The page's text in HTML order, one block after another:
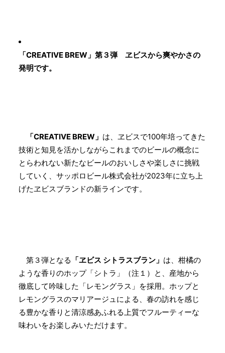
「CREATIVE BREW」第３弾 ヱビスから爽やかさの
発明です。
「CREATIVE BREW」 は、ヱビスで100年培ってきた
技術と知見を活かしながらこれまでのビールの概念に
とらわれない新たなビールのおいしさや楽しさに挑戦
していく、サッポロビール株式会社が2023年に立ち上
げたヱビスブランドの新ラインです。
第３弾となる 「ヱビス シトラスブラン」 は、柑橘の
ような香りのホップ「シトラ」（注１）と、産地から
徹底して吟味した「レモングラス」を採用。ホップと
レモングラスのマリアージュによる、春の訪れを感じ
る豊かな香りと清涼感あふれる上質でフルーティーな
味わいをお楽しみいただけます。